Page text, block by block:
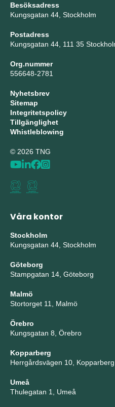
Besöksadress
Kungsgatan 44, Stockholm
Postadress
Kungsgatan 44, 111 35
Org.nummer
556648-2781
Nyhetsbrev
Sitemap
Integritetspolicy
Tillgänglighet
Whistleblowing
© 2026 TNG
Våra kontor
Stockholm
Kungsgatan 44, Stockholm
Göteborg
Stampgatan 14, Göteborg
Malmö
Stortorget 11, Malmö
Örebro
Kungsgatan 8, Örebro
Kopparberg
Herrgårdsvägen 10, Kopparberg
Umeå
Thulegatan 1, Umeå